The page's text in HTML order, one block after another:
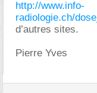
http://www.info-
radiologie.ch/
d’autres sites.
Pierre Yves